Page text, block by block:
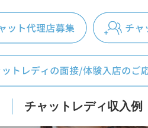
チャットレディ収入例